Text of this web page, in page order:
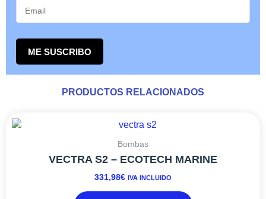
ME SUSCRIBO
PRODUCTOS RELACIONADOS
Bombas
VECTRA S2 – ECOTECH MARINE
331,98€ IVA INCLUIDO